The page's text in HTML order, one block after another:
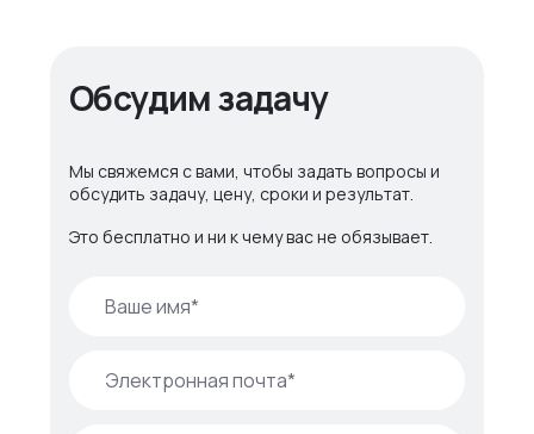
Обсудим задачу
Мы свяжемся с вами, чтобы задать вопросы и
обсудить задачу, цену, сроки и результат.
Это бесплатно и ни к чему вас не обязывает.